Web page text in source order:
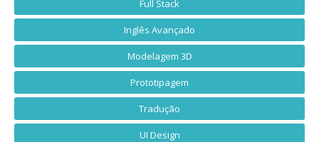
Full Stack
Inglês Avançado
Modelagem 3D
Prototipagem
Tradução
UI Design